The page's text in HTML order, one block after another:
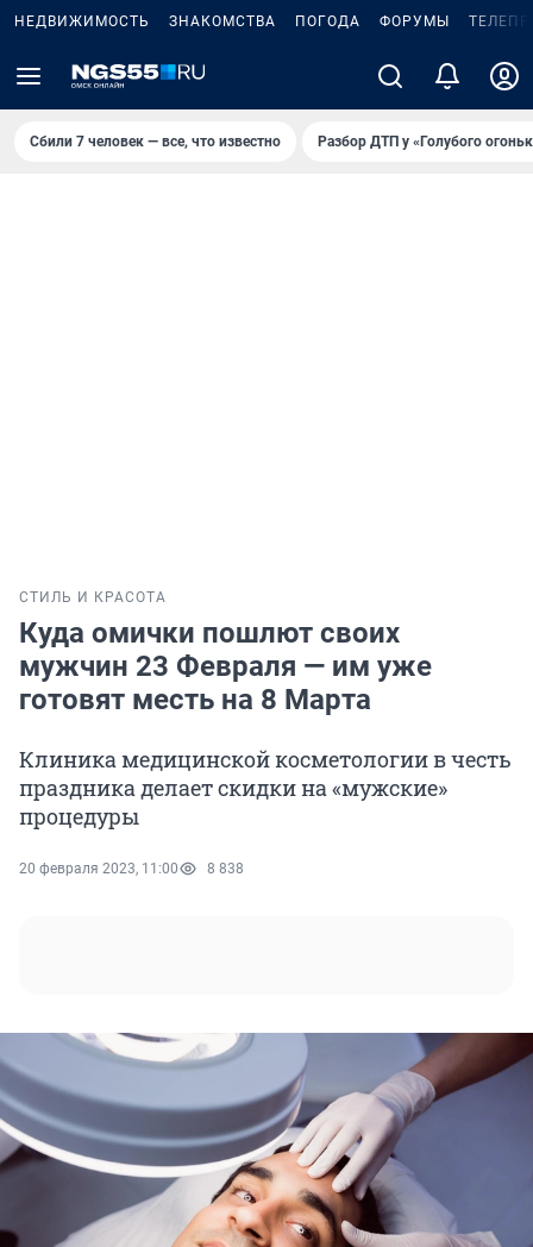
НЕДВИЖИМОСТЬ ЗНАКОМСТВА ПОГОДА ФОРУМЫ
Сбили 7 человек — все, что известно Разбор ДТП у «Голубого
СТИЛЬ И КРАСОТА
Куда омички пошлют своих
мужчин 23 Февраля — им уже
готовят месть на 8 Марта
Клиника медицинской косметологии в честь
праздника делает скидки на «мужские»
процедуры
20 февраля 2023, 11:00 8 838